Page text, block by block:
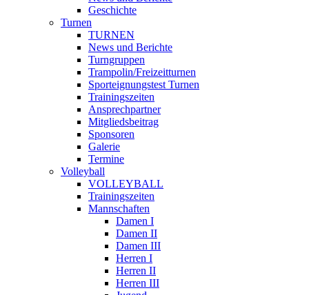
Geschichte
Turnen
TURNEN
News und Berichte
Turngruppen
Trampolin/Freizeitturnen
Sporteignungstest Turnen
Trainingszeiten
Ansprechpartner
Mitgliedsbeitrag
Sponsoren
Galerie
Termine
Volleyball
VOLLEYBALL
Trainingszeiten
Mannschaften
Damen I
Damen II
Damen III
Herren I
Herren II
Herren III